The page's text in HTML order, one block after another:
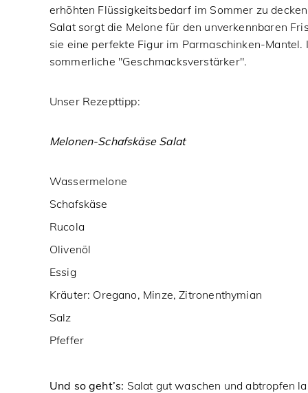
erhöhten Flüssigkeitsbedarf im Sommer zu
Salat sorgt die Melone für den unverkennbaren
sie eine perfekte Figur im Parmaschinken-Mantel.
sommerliche "Geschmacksverstärker".
Unser Rezepttipp:
Melonen-Schafskäse Salat
Wassermelone
Schafskäse
Rucola
Olivenöl
Essig
Kräuter: Oregano, Minze, Zitronenthymian
Salz
Pfeffer
Und so geht’s: Salat gut waschen und abtropfen